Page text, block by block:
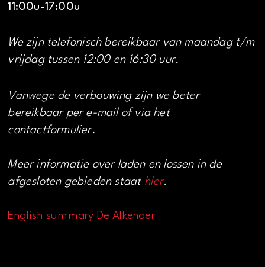
11:00u-17:00u
We zijn telefonisch bereikbaar van maandag t/m
vrijdag tussen 12:00 en 16:30 uur.
Vanwege de verbouwing zijn we beter
bereikbaar per e-mail of via het
contactformulier.
Meer informatie over laden en lossen in de
afgesloten gebieden staat hier.
English summary De Alkenaer